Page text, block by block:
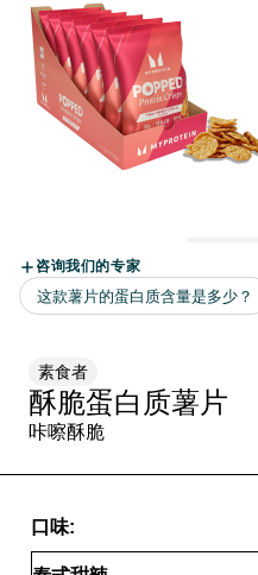
素食者
酥脆蛋白质薯片
咔嚓酥脆
口味: